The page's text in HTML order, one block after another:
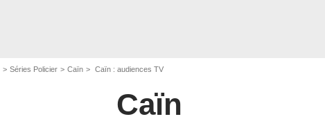
Séries Policier Caïn Caïn : audiences TV
Caïn